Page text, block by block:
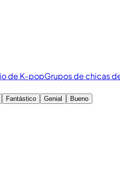
de K-popGrupos de chicas
Fantástico Genial
Bueno